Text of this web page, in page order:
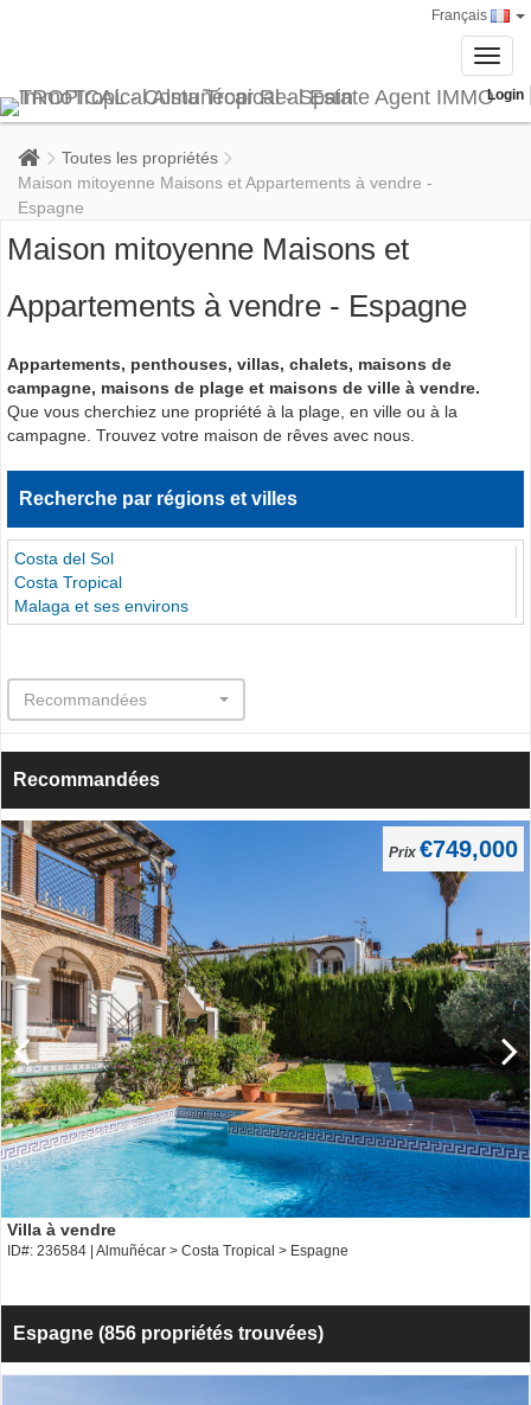
Français
Login
Toutes les propriétés
Maison mitoyenne Maisons et Appartements à vendre -
Espagne
Maison mitoyenne Maisons et
Appartements à vendre - Espagne
Appartements, penthouses, villas, chalets, maisons de
campagne, maisons de plage et maisons de ville à vendre.
Que vous cherchiez une propriété à la plage, en ville ou à la
campagne. Trouvez votre maison de rêves avec nous.
Recherche par régions et villes
Costa del Sol
Costa Tropical
Malaga et ses environs
Recommandées
Recommandées
Prix €749,000
Villa à vendre
ID#: 236584 | Almuñécar > Costa Tropical > Espagne
Espagne (856 propriétés trouvées)